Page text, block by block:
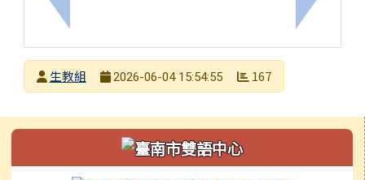
上一筆：轉知本市體育總會空手道委員會辦理「115
下一筆：
發布者生教組
2026-06-04 15:54:55 167
左邊區域內容